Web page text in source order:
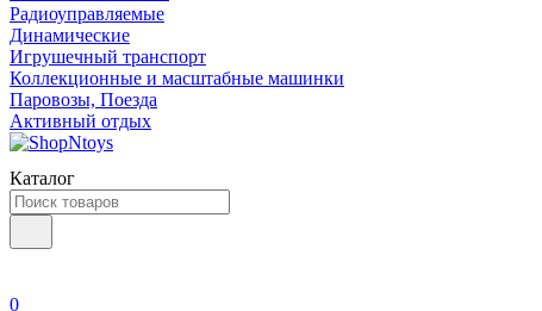
Радиоуправляемые
Динамические
Игрушечный транспорт
Коллекционные и масштабные машинки
Паровозы, Поезда
Активный отдых
Каталог
0